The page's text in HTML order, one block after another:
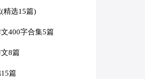
精选15篇)
400字合集5篇
8篇
篇